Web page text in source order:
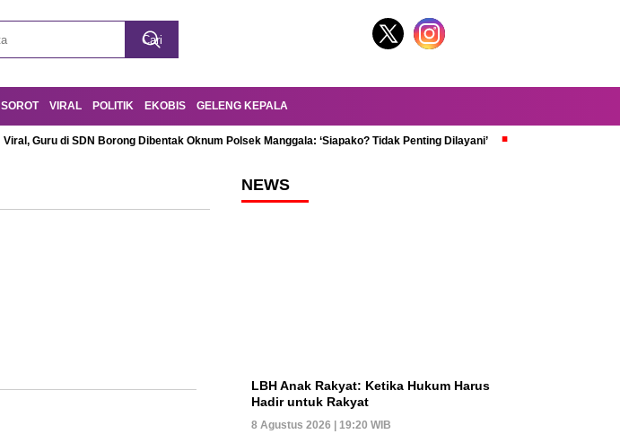
SOROT VIRAL POLITIK EKOBIS GELENG KEPALA
Viral, Guru di SDN Borong Dibentak Oknum Polsek Manggala: ‘Siapako? Tidak Penting Dilayani’
NEWS
LBH Anak Rakyat: Ketika Hukum Harus
Hadir untuk Rakyat
8 Agustus 2026 | 19:20 WIB